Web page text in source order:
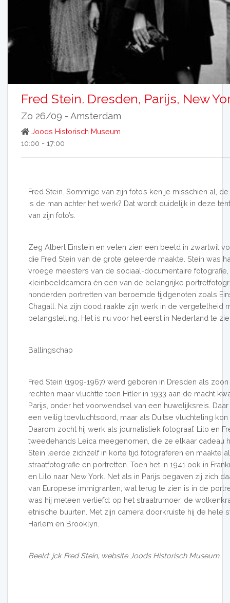
Fred Stein. Dresden, Parijs, New
Zo 26/09 - Amsterdam
Joods Historisch Museum
10:00 - 17:00
Fred Stein. Sommige van zijn foto’s ken je misschien al,
is de man achter het werk? Dat wordt duidelijk in deze
van zijn foto’s.
Zeg Albert Einstein en velen zien een beeld in zwartwit
die Fred Stein van de grote geleerde maakte. Stein was
vroege meesters van de sociaal-documentaire
kleinbeeldcamera én een van de belangrijke
honderden portretten van beroemde tijdgenoten zoals
Chagall. Na zijn dood raakte zijn werk in de vergetelheid
belangstelling. Het is nu voor het eerst in Nederland te
Ballingschap
Fred Stein (1909-1967) werd geboren in Dresden als
rechten maar vluchtte toen Hitler in 1933 aan de macht
Parijs, onder het voorwendsel van een huwelijksreis.
een veilig toevluchtsoord, maar als Duitse vluchteling
Daarom zocht hij werk als journalistiek fotograaf. Lilo en
tweedehands Leica meegenomen, die ze elkaar cadeau
Stein leerde zichzelf in korte tijd fotograferen en maakte
straatfotografie en portretten. Toen het in 1941 ook in
en Lilo naar New York. Net als in Parijs begaven zij zich
van Europese immigranten, wat terug te zien is in de
was hij meteen verliefd: op het straatrumoer, de
etnische buurten. Met zijn camera doorkruiste hij de hele
Harlem en Brooklyn.
Beeld: jck Fred Stein, website Joods Historisch Museum